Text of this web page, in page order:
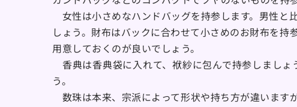
女性は小さめなハンドバッグを持参します。男性と
しょう。財布はバックに合わせて小さめのお財布を
用意しておくのが良いでしょう。
香典は香典袋に入れて、袱紗に包んで持参しまし
う。
数珠は本来、宗派によって形状や持ち方が違います